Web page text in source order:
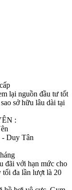
lại nguồn đầu tư tốt
sở hữu lâu dài tại
:
Duy Tân
đãi với hạn mức cho
đa lần lượt là 20